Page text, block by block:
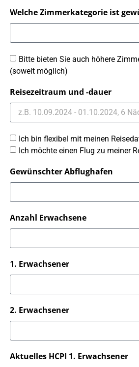
Welche Zimmerkategorie ist
Bitte bieten Sie auch höhere
(soweit möglich)
Reisezeitraum und -dauer
Ich bin flexibel mit meinen
Ich möchte einen Flug zu meiner
Gewünschter Abflughafen
Anzahl Erwachsene
1. Erwachsener
2. Erwachsener
Aktuelles HCPI 1. Erwachsener